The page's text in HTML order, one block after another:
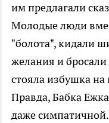
им предлагали
Молодые люди
"болота", кидали
желания и
стояла избушка
Правда, Бабка
даже симпатичной.